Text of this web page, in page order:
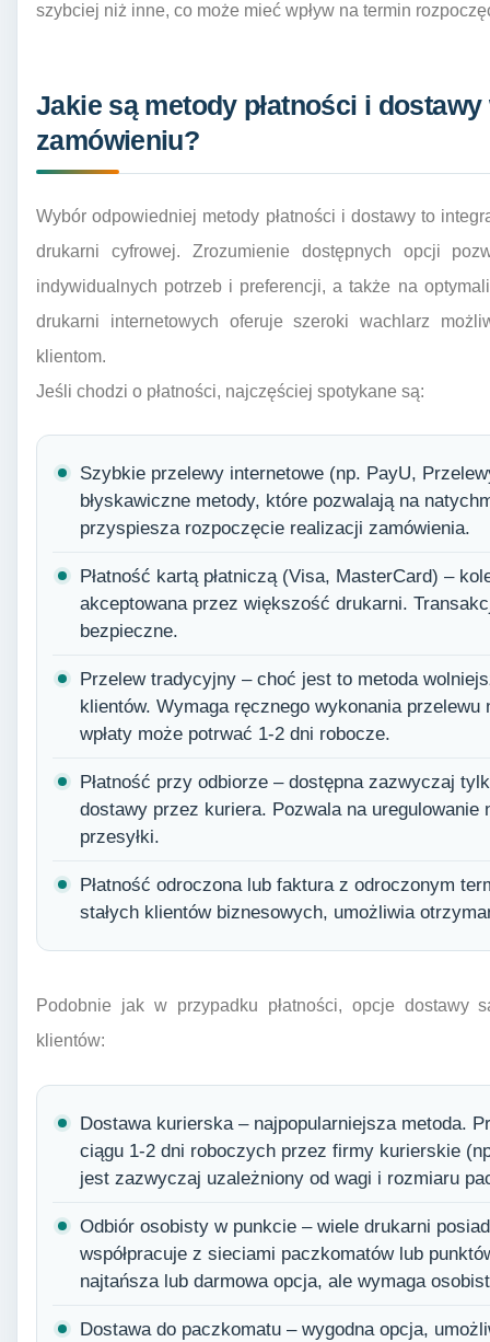
szybciej niż inne, co może mieć wpływ na termin
Jakie są metody płatności i
zamówieniu?
Wybór odpowiedniej metody płatności i dostawy to
drukarni cyfrowej. Zrozumienie dostępnych opcji
indywidualnych potrzeb i preferencji, a także na
drukarni internetowych oferuje szeroki wachlarz
klientom.
Jeśli chodzi o płatności, najczęściej spotykane są:
Szybkie przelewy internetowe (np. PayU,
błyskawiczne metody, które pozwalają na
przyspiesza rozpoczęcie realizacji zamówienia.
Płatność kartą płatniczą (Visa, MasterCard) –
akceptowana przez większość drukarni.
bezpieczne.
Przelew tradycyjny – choć jest to metoda
klientów. Wymaga ręcznego wykonania
wpłaty może potrwać 1-2 dni robocze.
Płatność przy odbiorze – dostępna zazwyczaj
dostawy przez kuriera. Pozwala na
przesyłki.
Płatność odroczona lub faktura z odroczonym
stałych klientów biznesowych, umożliwia
Podobnie jak w przypadku płatności, opcje dostawy
klientów:
Dostawa kurierska – najpopularniejsza metoda.
ciągu 1-2 dni roboczych przez firmy kurierskie
jest zazwyczaj uzależniony od wagi i rozmiaru
Odbiór osobisty w punkcie – wiele drukarni
współpracuje z sieciami paczkomatów lub
najtańsza lub darmowa opcja, ale wymaga
Dostawa do paczkomatu – wygodna opcja,